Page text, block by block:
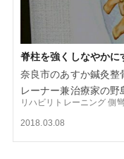
脊柱を強くしなやか
奈良市のあすか鍼灸整
レーナー兼治療家の
リハビリトレーニング 側
2018.03.08